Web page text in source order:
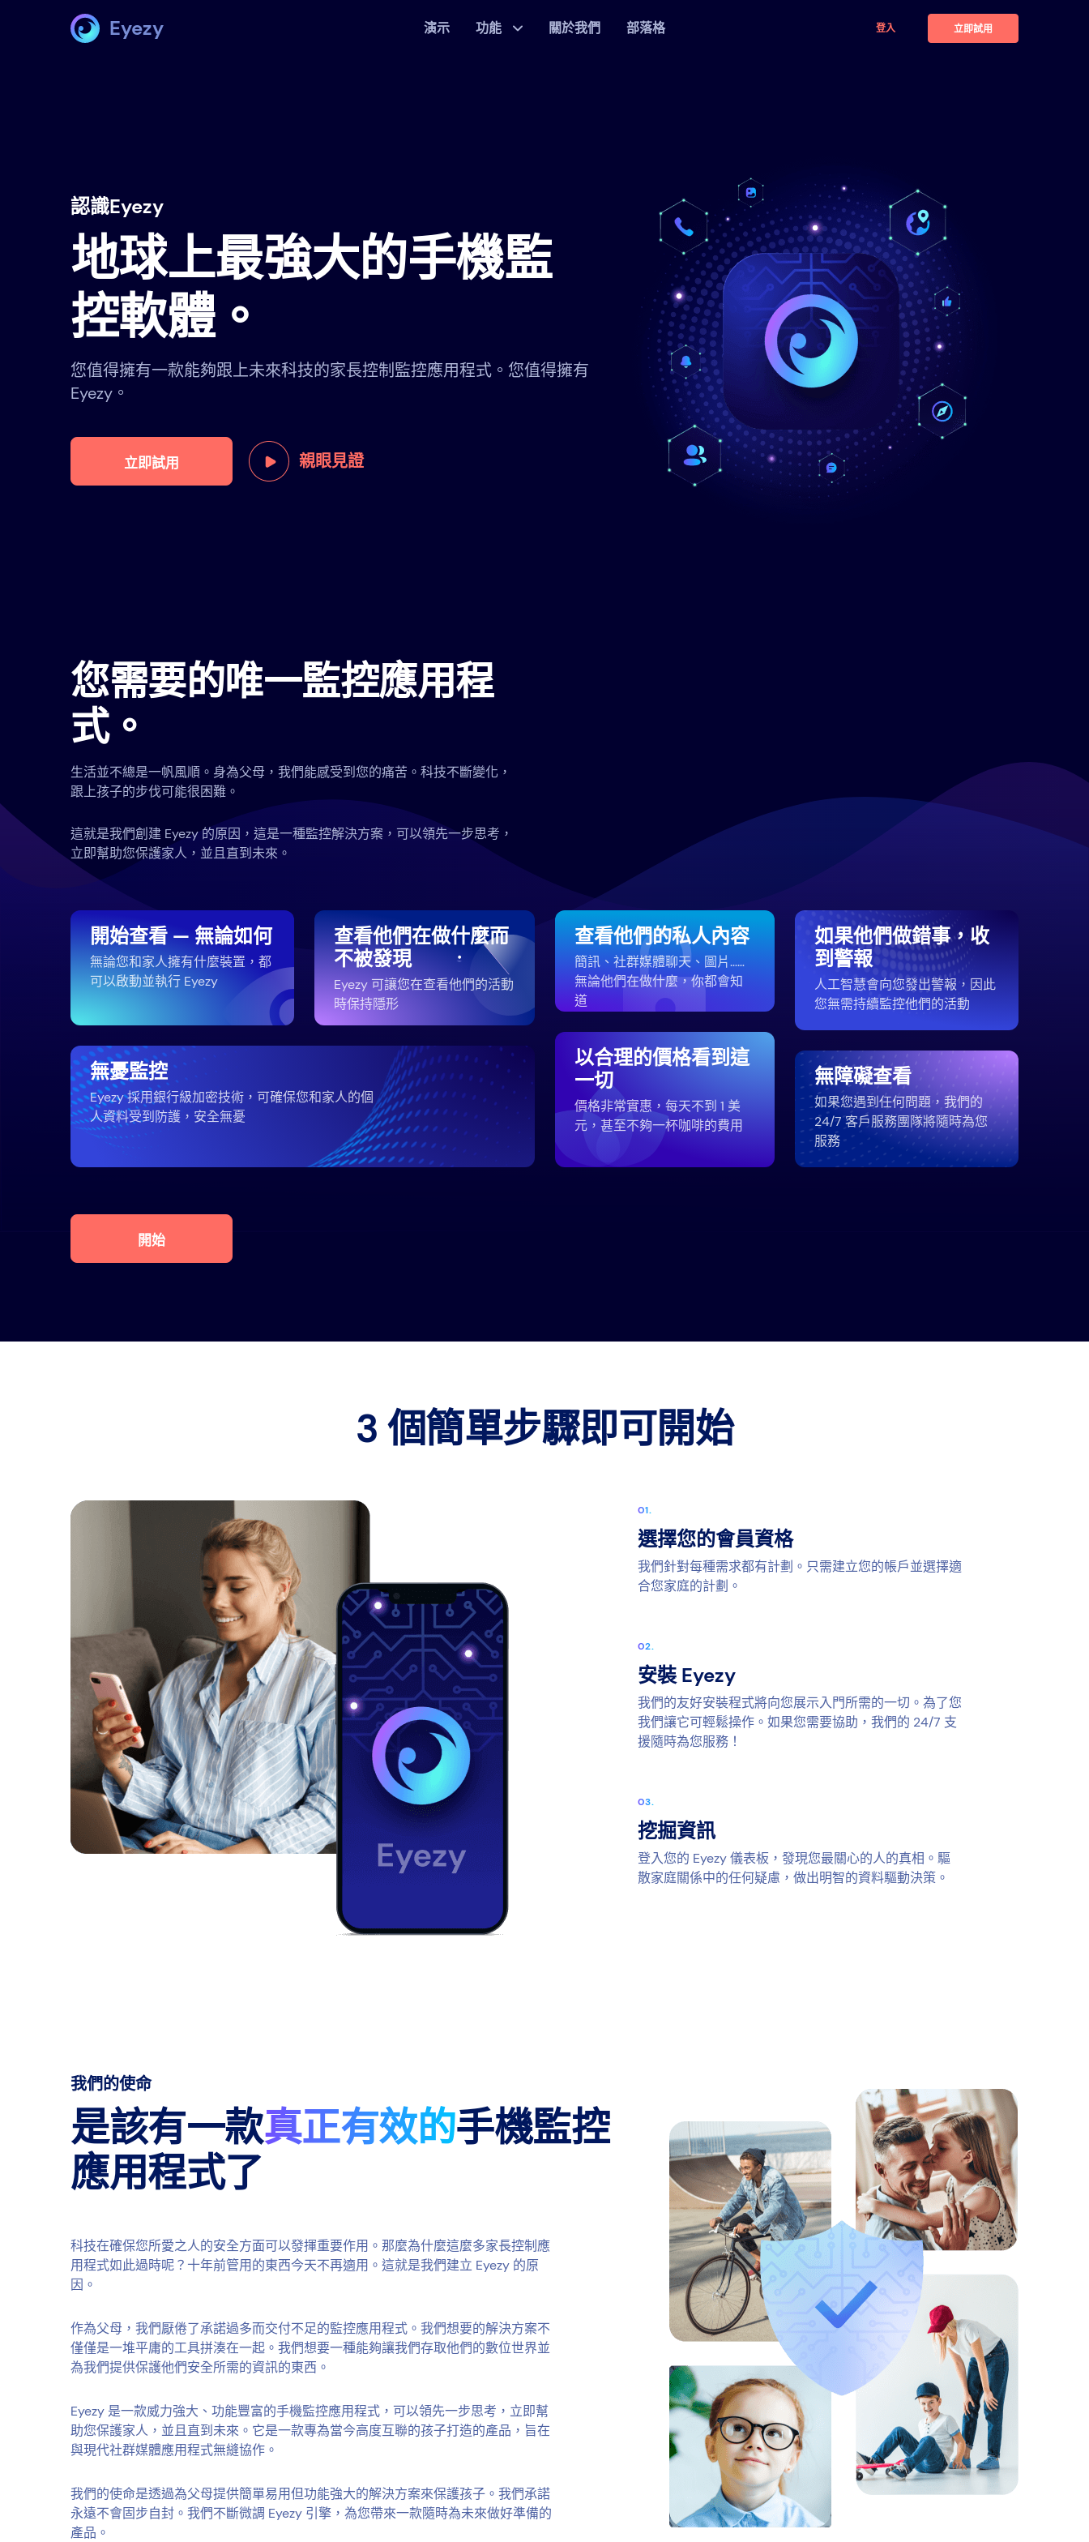
Eyezy 演示 功能 關於我們 部落格 登入 立即試用
認識Eyezy
地球上最強大的手機監
控軟體。
您值得擁有一款能夠跟上未來科技的家長控制監控應用程式。您值得擁有
Eyezy。
立即試用 親眼見證
您需要的唯一監控應用程
式。
生活並不總是一帆風順。身為父母，我們能感受到您的痛苦。科技不斷變化，
跟上孩子的步伐可能很困難。
這就是我們創建 Eyezy 的原因，這是一種監控解決方案，可以領先一步思考，
立即幫助您保護家人，並且直到未來。
開始查看 — 無論如何
無論您和家人擁有什麼裝置，都
可以啟動並執行 Eyezy
查看他們在做什麼而
不被發現
Eyezy 可讓您在查看他們的活動
時保持隱形
無憂監控
Eyezy 採用銀行級加密技術，可確保您和家人的個
人資料受到防護，安全無憂
查看他們的私人內容
簡訊、社群媒體聊天、圖片……
無論他們在做什麼，你都會知
道
以合理的價格看到這
一切
價格非常實惠，每天不到 1 美
元，甚至不夠一杯咖啡的費用
如果他們做錯事，收
到警報
人工智慧會向您發出警報，因此
您無需持續監控他們的活動
無障礙查看
如果您遇到任何問題，我們的
24/7 客戶服務團隊將隨時為您
服務
開始
3 個簡單步驟即可開始
選擇您的會員資格
我們針對每種需求都有計劃。只需建立您的帳戶並選擇適
合您家庭的計劃。
安裝 Eyezy
我們的友好安裝程式將向您展示入門所需的一切。為了您
我們讓它可輕鬆操作。如果您需要協助，我們的 24/7 支
援隨時為您服務！
挖掘資訊
登入您的 Eyezy 儀表板，發現您最關心的人的真相。驅
散家庭關係中的任何疑慮，做出明智的資料驅動決策。
我們的使命
是該有一款真正有效的手機監控
應用程式了
科技在確保您所愛之人的安全方面可以發揮重要作用。那麼為什麼這麼多家長控制應
用程式如此過時呢？十年前管用的東西今天不再適用。這就是我們建立 Eyezy 的原
因。
作為父母，我們厭倦了承諾過多而交付不足的監控應用程式。我們想要的解決方案不
僅僅是一堆平庸的工具拼湊在一起。我們想要一種能夠讓我們存取他們的數位世界並
為我們提供保護他們安全所需的資訊的東西。
Eyezy 是一款威力強大、功能豐富的手機監控應用程式，可以領先一步思考，立即幫
助您保護家人，並且直到未來。它是一款專為當今高度互聯的孩子打造的產品，旨在
與現代社群媒體應用程式無縫協作。
我們的使命是透過為父母提供簡單易用但功能強大的解決方案來保護孩子。我們承諾
永遠不會固步自封。我們不斷微調 Eyezy 引擎，為您帶來一款隨時為未來做好準備的
產品。